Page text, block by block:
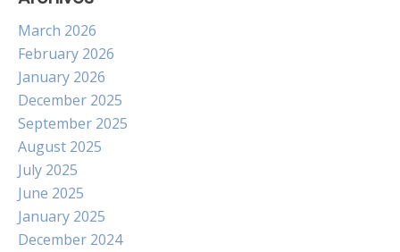
March 2026
February 2026
January 2026
December 2025
September 2025
August 2025
July 2025
June 2025
January 2025
December 2024